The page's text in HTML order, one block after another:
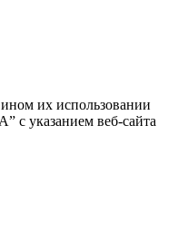
их использовании
с указанием веб-сайта